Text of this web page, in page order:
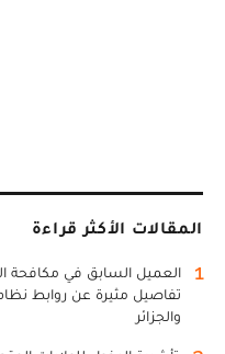
المقالات الأكثر قراءة
1
العميل السابق في
تفاصيل مثيرة عن روابط نظام
والجزائر